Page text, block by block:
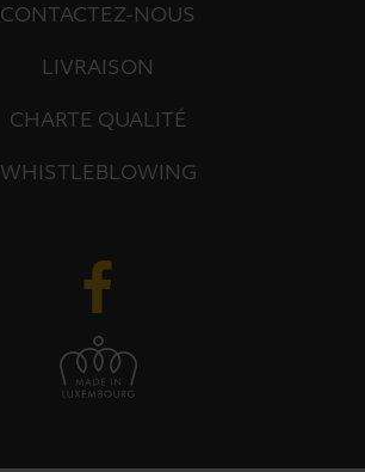
CONTACTEZ-NOUS
LIVRAISON
CHARTE QUALITÉ
WHISTLEBLOWING